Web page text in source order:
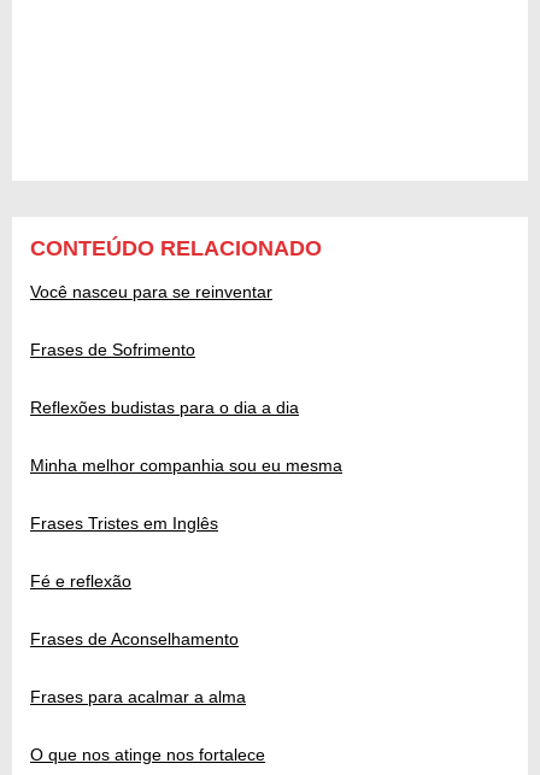
CONTEÚDO RELACIONADO
Você nasceu para se reinventar
Frases de Sofrimento
Reflexões budistas para o dia a dia
Minha melhor companhia sou eu mesma
Frases Tristes em Inglês
Fé e reflexão
Frases de Aconselhamento
Frases para acalmar a alma
O que nos atinge nos fortalece